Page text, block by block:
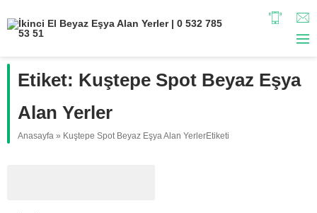
Etiket: Kuştepe Spot Beyaz Eşya
Alan Yerler
Anasayfa » Kuştepe Spot Beyaz Eşya Alan YerlerEtiketi